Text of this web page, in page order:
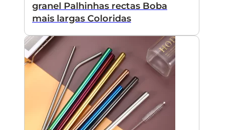
granel Palhinhas rectas Boba
mais largas Coloridas